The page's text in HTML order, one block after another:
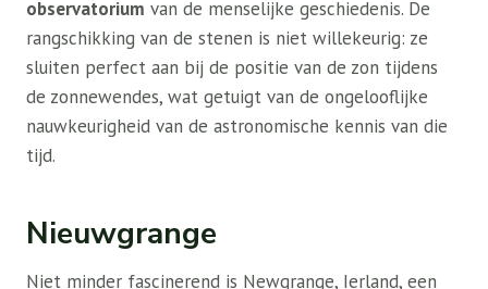
observatorium van de menselijke geschiedenis. De
rangschikking van de stenen is niet willekeurig: ze
sluiten perfect aan bij de positie van de zon tijdens
de zonnewendes, wat getuigt van de ongelooflijke
nauwkeurigheid van de astronomische kennis van die
tijd.
Nieuwgrange
Niet minder fascinerend is Newgrange, Ierland, een